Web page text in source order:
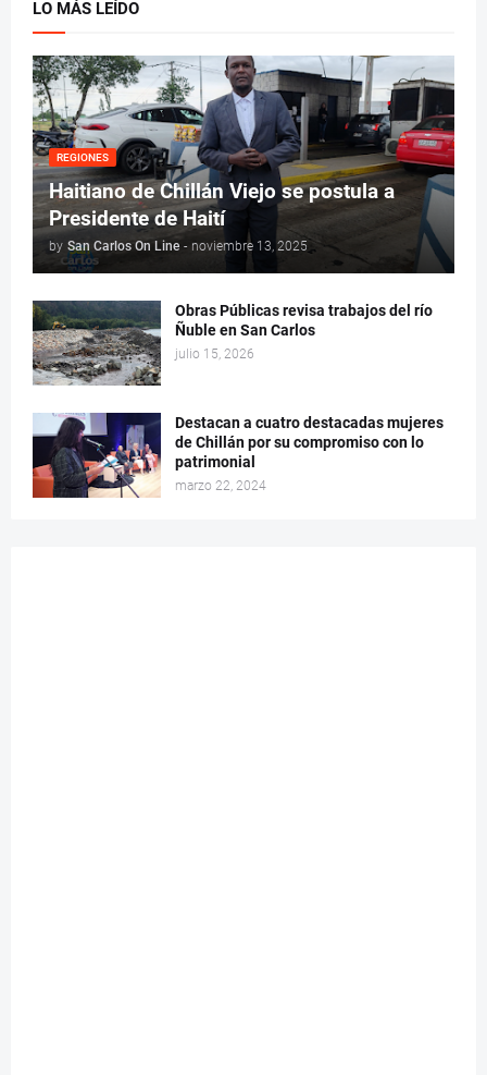
LO MÁS LEÍDO
REGIONES
Haitiano de Chillán Viejo se postula a
Presidente de Haití
by San Carlos On Line - noviembre 13, 2025
Obras Públicas revisa trabajos del río
Ñuble en San Carlos
julio 15, 2026
Destacan a cuatro destacadas mujeres
de Chillán por su compromiso con lo
patrimonial
marzo 22, 2024